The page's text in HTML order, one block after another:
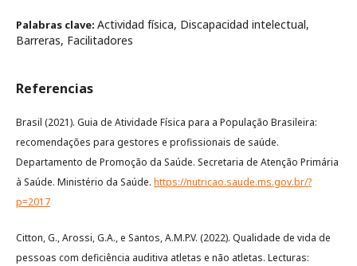
Palabras clave: Actividad física, Discapacidad intelectual,
Barreras, Facilitadores
Referencias
Brasil (2021). Guia de Atividade Física para a População Brasileira:
recomendações para gestores e profissionais de saúde.
Departamento de Promoção da Saúde. Secretaria de Atenção Primária
à Saúde. Ministério da Saúde. https://nutricao.saude.ms.gov.br/?
p=2017
Citton, G., Arossi, G.A., e Santos, A.M.P.V. (2022). Qualidade de vida de
pessoas com deficiência auditiva atletas e não atletas. Lecturas: